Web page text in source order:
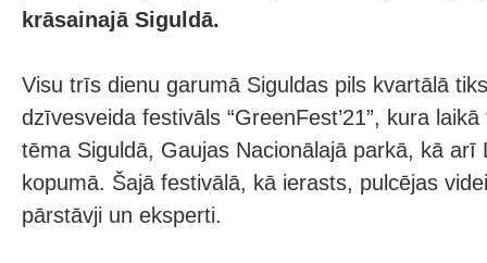
krāsainajā Siguldā.
Visu trīs dienu garumā Siguldas pils kvartālā
dzīvesveida festivāls “GreenFest’21”, kura
tēma Siguldā, Gaujas Nacionālajā parkā, kā arī
kopumā. Šajā festivālā, kā ierasts, pulcējas
pārstāvji un eksperti.